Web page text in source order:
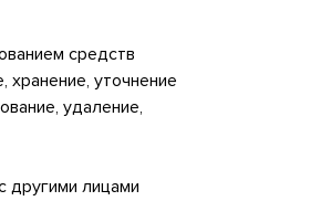
средств
хранение, уточнение
удаление,
другими лицами